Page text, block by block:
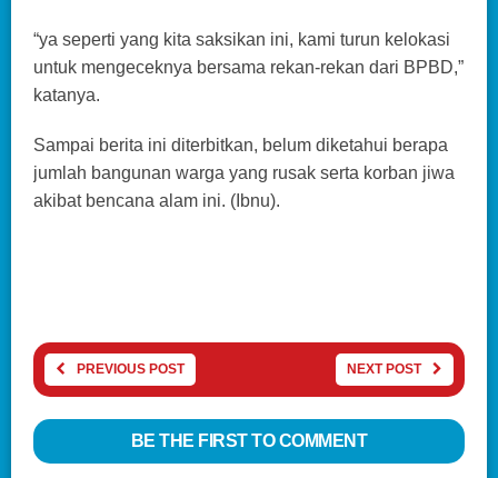
“ya seperti yang kita saksikan ini, kami turun kelokasi
untuk mengeceknya bersama rekan-rekan dari BPBD,”
katanya.
Sampai berita ini diterbitkan, belum diketahui berapa
jumlah bangunan warga yang rusak serta korban jiwa
akibat bencana alam ini. (Ibnu).
PREVIOUS POST NEXT POST
BE THE FIRST TO COMMENT